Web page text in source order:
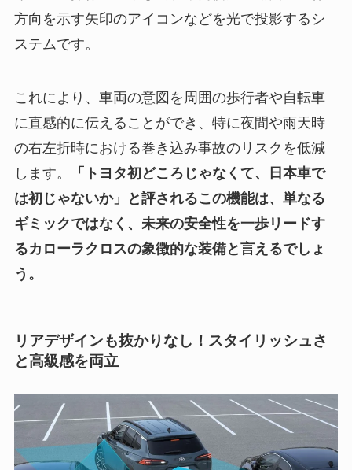
方向を示す矢印のアイコンなどを光で投影するシ
ステムです。
これにより、車両の意図を周囲の歩行者や自転車
に直感的に伝えることができ、特に夜間や雨天時
の右左折時における巻き込み事故のリスクを低減
します。
「トヨタ初どころじゃなくて、日本車で
は初じゃないか」と評されるこの機能は、単なる
ギミックではなく、未来の安全性を一歩リードす
るカローラクロスの象徴的な装備と言えるでしょ
う。
リアデザインも抜かりなし！スタイリッシュさ
と高級感を両立